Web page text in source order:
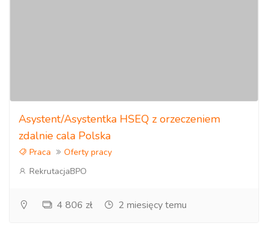
Asystent/Asystentka HSEQ z orzeczeniem
zdalnie cala Polska
Praca
Oferty pracy
RekrutacjaBPO
4 806 zł 2 miesięcy temu